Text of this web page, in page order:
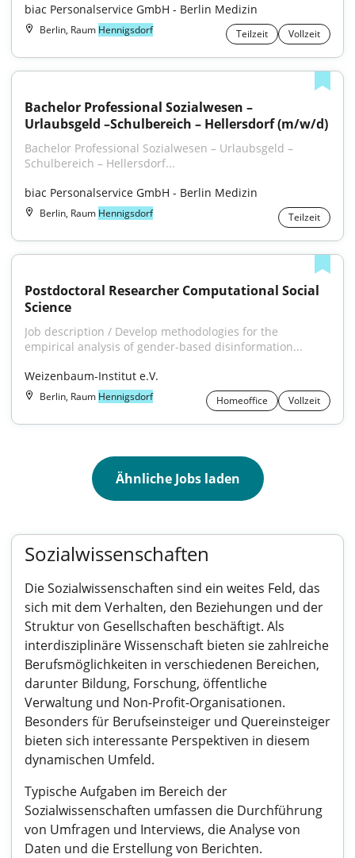
biac Personalservice GmbH - Berlin Medizin
Berlin, Raum Hennigsdorf Teilzeit Vollzeit
Bachelor Professional Sozialwesen –
Urlaubsgeld –Schulbereich – Hellersdorf (m/w/d)
Bachelor Professional Sozialwesen – Urlaubsgeld –
Schulbereich – Hellersdorf...
biac Personalservice GmbH - Berlin Medizin
Berlin, Raum Hennigsdorf Teilzeit
Postdoctoral Researcher Computational Social
Science
Job description / Develop methodologies for the
empirical analysis of gender-based disinformation...
Weizenbaum-Institut e.V.
Berlin, Raum Hennigsdorf Homeoffice Vollzeit
Ähnliche Jobs laden
Sozialwissenschaften
Die Sozialwissenschaften sind ein weites Feld, das
sich mit dem Verhalten, den Beziehungen und der
Struktur von Gesellschaften beschäftigt. Als
interdisziplinäre Wissenschaft bieten sie zahlreiche
Berufsmöglichkeiten in verschiedenen Bereichen,
darunter Bildung, Forschung, öffentliche
Verwaltung und Non-Profit-Organisationen.
Besonders für Berufseinsteiger und Quereinsteiger
bieten sich interessante Perspektiven in diesem
dynamischen Umfeld.
Typische Aufgaben im Bereich der
Sozialwissenschaften umfassen die Durchführung
von Umfragen und Interviews, die Analyse von
Daten und die Erstellung von Berichten.